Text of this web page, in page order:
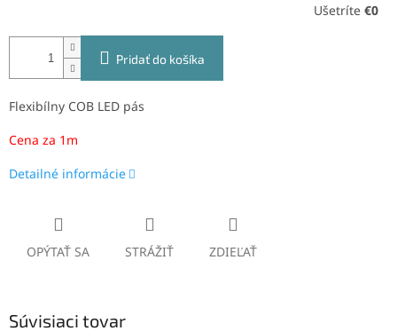
Ušetríte €0
Pridať do košíka
Flexibílny COB LED pás
Cena za 1m
Detailné informácie
OPÝTAŤ SA STRÁŽIŤ ZDIEĽAŤ
Súvisiaci tovar